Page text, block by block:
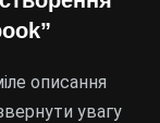
описання
увагу